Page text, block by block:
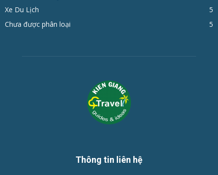
Xe Du Lịch
5
Chưa được phân loại
5
Thông tin liên hệ